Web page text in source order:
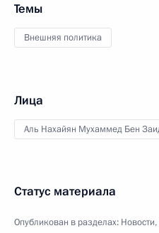
Темы
Внешняя политика
Лица
Аль Нахайян Мухаммед Бен
Статус материала
Опубликован в разделах: Новости,